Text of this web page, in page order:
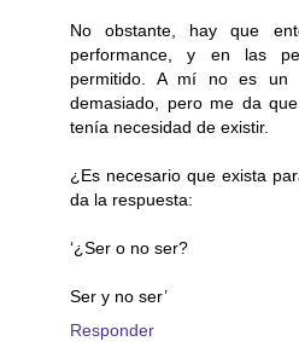
No obstante, hay que
performance, y en las
permitido. A mí no es un
demasiado, pero me da
tenía necesidad de existir.
¿Es necesario que exista
da la respuesta:
‘¿Ser o no ser?
Ser y no ser’
Responder